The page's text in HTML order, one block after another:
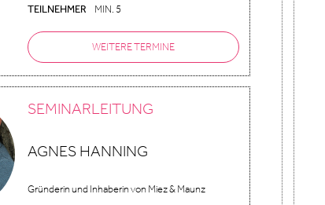
SEMINARLEITUNG
AGNES HANNING
Gründerin und Inhaberin von Miez & Maunz
WEITERE TERMINE
TEILNEHMER
MIN. 5